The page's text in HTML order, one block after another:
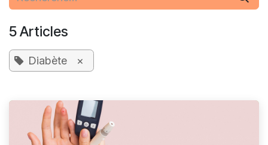
5 Articles
Diabète ×